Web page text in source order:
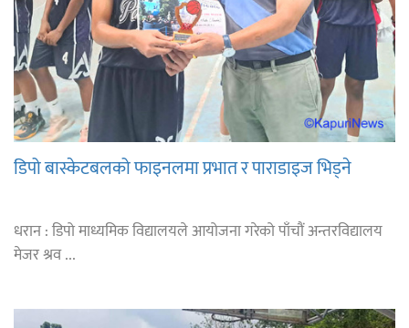
डिपो बास्केटबलको फाइनलमा प्रभात र पाराडाइज भिड्ने
धरान : डिपो माध्यमिक विद्यालयले आयोजना गरेको पाँचौं अन्तरविद्यालय
मेजर श्रव ...